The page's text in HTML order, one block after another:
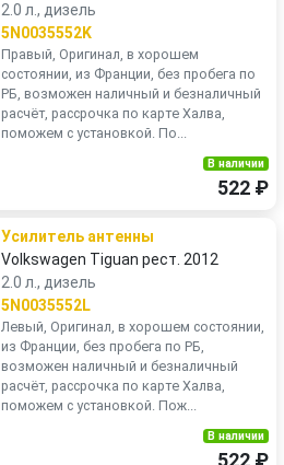
2.0 л., дизель
5N0035552K
Правый, Оригинал, в хорошем
состоянии, из Франции, без пробега по
РБ, возможен наличный и безналичный
расчёт, рассрочка по карте Халва,
поможем с установкой. По...
В наличии
522 ₽
Усилитель антенны
Volkswagen Tiguan рест. 2012
2.0 л., дизель
5N0035552L
Левый, Оригинал, в хорошем состоянии,
из Франции, без пробега по РБ,
возможен наличный и безналичный
расчёт, рассрочка по карте Халва,
поможем с установкой. Пож...
В наличии
522 ₽